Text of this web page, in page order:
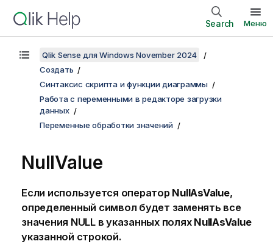
Search Меню
Qlik Sense для Windows November 2024
Создать
Синтаксис скрипта и функции диаграммы
Работа с переменными в редакторе загрузки
данных
Переменные обработки значений
NullValue
Если используется оператор NullAsValue,
определенный символ будет заменять все
значения NULLв указанных полях NullAsValue
указанной строкой.